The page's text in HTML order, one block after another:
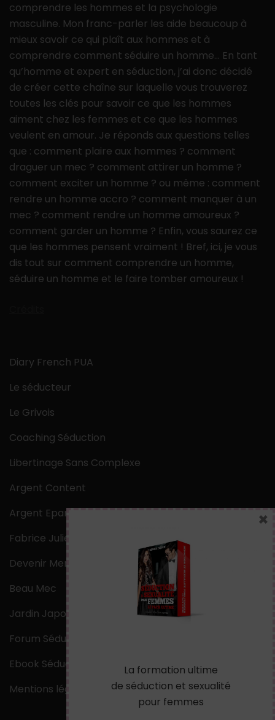
comprendre les hommes et la psychologie
masculine. Mon franc-parler les aide beaucoup à
mieux savoir ce qui plaît aux hommes et à
comprendre comment séduire un homme… En tant
qu’homme et expert en séduction, j’ai donc décidé
de créer cette chaîne sur laquelle vous trouverez
toutes les clés pour savoir ce que les hommes
aiment chez les femmes et ce que les hommes
veulent en amour. Je réponds aux questions telles
que : comment plaire aux hommes ? comment
draguer un mec ? comment attirer un homme ?
comment exciter un homme ? ou même : comment
rendre un homme accro ? comment manquer à un
mec ? comment rendre un homme amoureux ?
comment garder un homme ? Enfin, vous saurez ce
que les hommes pensent vraiment ! Bref, ici, je vous
dis tout sur comment comprendre un homme,
séduire un homme et le faire tomber amoureux !
Diary French PUA
Le séducteur
Le Grivois
Coaching Séduction
Libertinage Sans Complexe
Argent Content
Argent Epargne
Fabrice Julien
Devenir Mentaliste
Beau Mec
Jardin Japonais Zen
Forum Séduction
Ebook Séduction
Mentions légales
La formation ultime
de séduction et sexualité
pour femmes
×